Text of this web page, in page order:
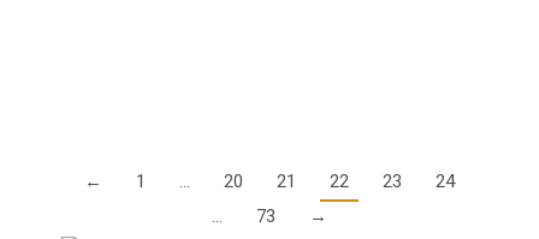
← 1 … 20 21 22 23
24
…
73 →